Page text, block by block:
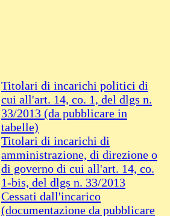
Titolari di incarichi politici di
cui all'art. 14, co. 1, del dlgs n.
33/2013 (da pubblicare in
tabelle)
Titolari di incarichi di
amministrazione, di direzione o
di governo di cui all'art. 14, co.
1-bis, del dlgs n. 33/2013
Cessati dall'incarico
(documentazione da pubblicare